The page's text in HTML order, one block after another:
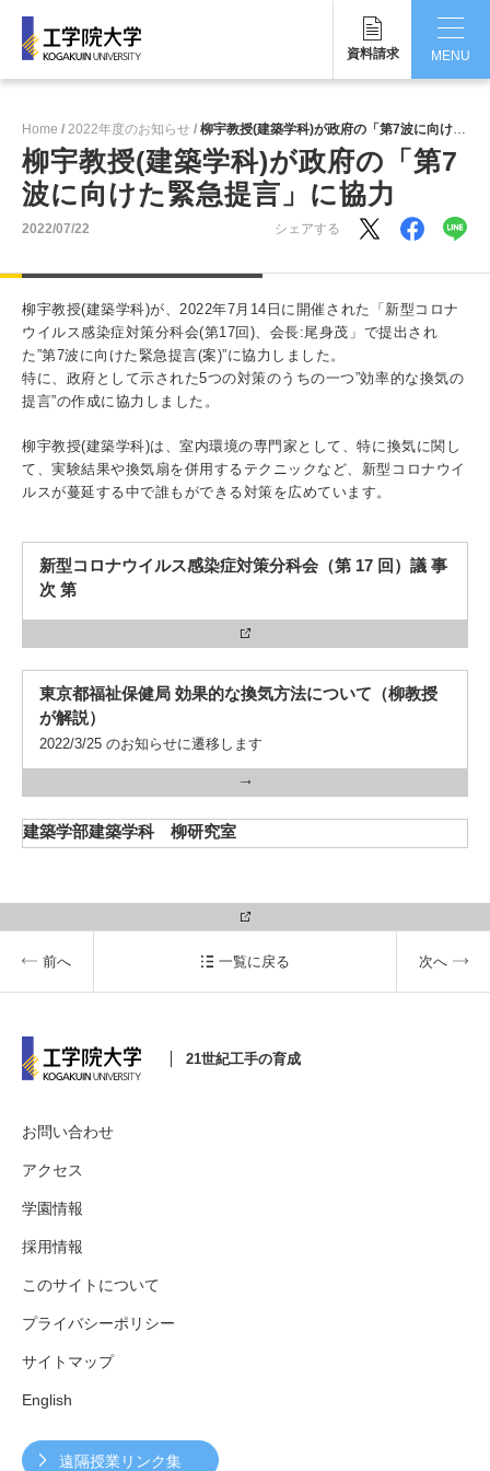
資料請求
MENU
工学院大学について
学部・大学院
研究・産学連携
就職・キャリア
キャンパス
入試情報
受験生の方 在学生・保証人の方 卒業生の方
寄付・ご支援
Pick Up
3. #KUTE VOICE エンジニアリーダーたちの声
4. 航空理工学専攻特設サイト
Home 2022年度のお知らせ 柳宇教授(建築学科)が政府の「第7波に向けた緊急提言」に協力
柳宇教授(建築学科)が政府の「第7
波に向けた緊急提言」に協力
2022/07/22 シェアする
柳宇教授(建築学科)が、2022年7月14日に開催された「新型コロナ
ウイルス感染症対策分科会(第17回)、会長:尾身茂」で提出され
た”第7波に向けた緊急提言(案)”に協力しました。
特に、政府として示された5つの対策のうちの一つ”効率的な換気の
提言”の作成に協力しました。
柳宇教授(建築学科)は、室内環境の専門家として、特に換気に関し
て、実験結果や換気扇を併用するテクニックなど、新型コロナウイ
ルスが蔓延する中で誰もができる対策を広めています。
新型コロナウイルス感染症対策分科会（第 17 回）議 事
次 第
東京都福祉保健局 効果的な換気方法について（柳教授
が解説）
2022/3/25 のお知らせに遷移します
建築学部建築学科 柳研究室
前へ 一覧に戻る 次へ
21世紀工手の育成
お問い合わせ
アクセス
学園情報
採用情報
このサイトについて
プライバシーポリシー
サイトマップ
English
遠隔授業リンク集